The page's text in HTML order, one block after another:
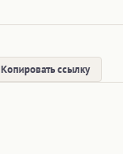
Копировать ссылку